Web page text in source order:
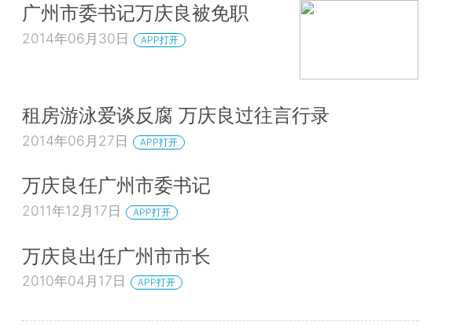
广州市委书记万庆良被免职
2014年06月30日 APP打开
租房游泳爱谈反腐 万庆良过往言行录
2014年06月27日 APP打开
万庆良任广州市委书记
2011年12月17日 APP打开
万庆良出任广州市市长
2010年04月17日 APP打开